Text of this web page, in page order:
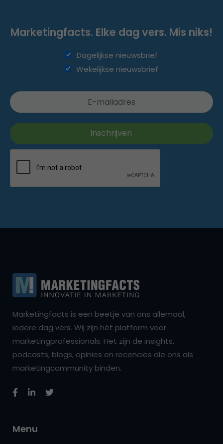
Marketingfacts. Elke dag vers. Mis niks!
Dagelijkse nieuwsbrief
Wekelijkse nieuwsbrief
Marketingfacts is een beetje van ons allemaal,
iedere dag vers. Wij zijn hét platform voor
marketingprofessionals. Het zijn de insights,
podcasts, blogs, opinies en recencies die ons als
marketingcommunity binden.
Menu